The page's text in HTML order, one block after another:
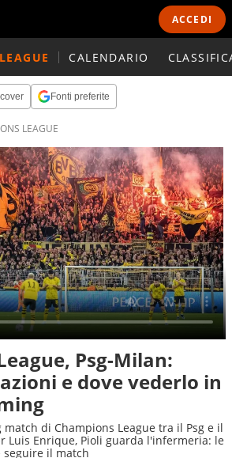
ACCEDI
CALENDARIO
Fonti preferite
LEAGUE
Psg-Milan:
e dove vederlo in
di Champions League tra il Psg e il
Luis Enrique, Pioli guarda l'infermeria: le
seguire il match